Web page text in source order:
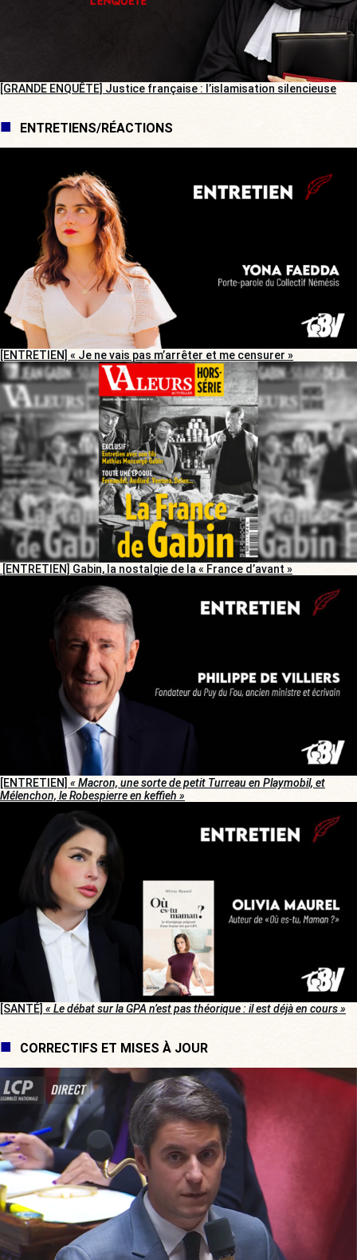
[GRANDE ENQUÊTE] Justice française : l’islamisation silencieuse
ENTRETIENS/RÉACTIONS
[ENTRETIEN] « Je ne vais pas m’arrêter et me censurer »
[ENTRETIEN] Gabin, la nostalgie de la « France d’avant »
[ENTRETIEN] « Macron, une sorte de petit Turreau en Playmobil, et
Mélenchon, le Robespierre en keffieh »
[SANTÉ] « Le débat sur la GPA n’est pas théorique : il est déjà en cours »
CORRECTIFS ET MISES À JOUR